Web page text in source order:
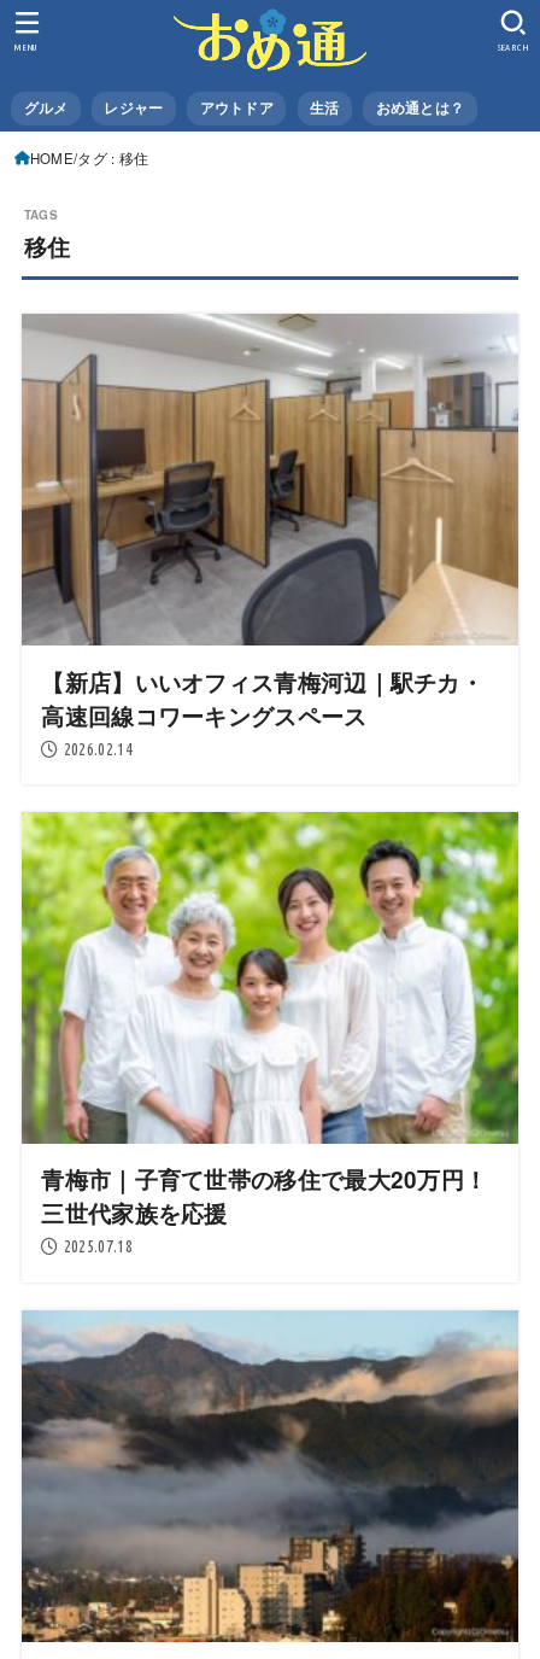
グルメ レジャー アウトドア 生活 おめ通とは？
SEARCH
MENU
HOME タグ : 移住
移住
【新店】いいオフィス青梅河辺｜駅チカ・
高速回線コワーキングスペース
2026.02.14
青梅市｜子育て世帯の移住で最大20万円！
三世代家族を応援
2025.07.18